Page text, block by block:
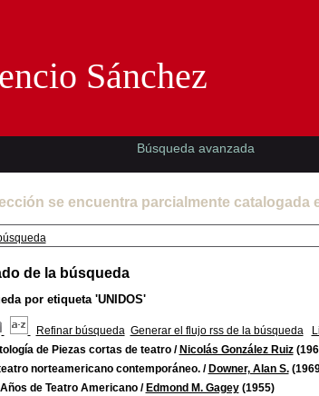
se encuentra parcialmente catalogada
de la búsqueda
por etiqueta 'UNIDOS'
Refinar búsqueda Generar el flujo rss de la búsqueda
de Piezas cortas de teatro/ Nicolás González Ruiz
norteamericano contemporáneo./ Downer, Alan S.
de Teatro Americano/ Edmond M. Gagey(1955)
Sánchez
Búsqueda avanzada